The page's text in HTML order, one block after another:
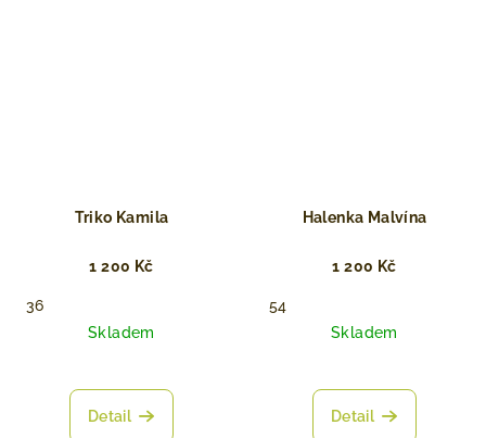
Triko Kamila
1 200 Kč
36
Skladem
Detail
Halenka Malvína
1 200 Kč
54
Skladem
Detail